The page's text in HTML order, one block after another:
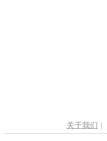
关于我们 |